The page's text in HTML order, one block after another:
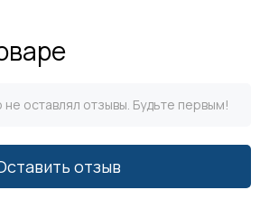
оставлял отзывы. Будьте первым!
отзыв